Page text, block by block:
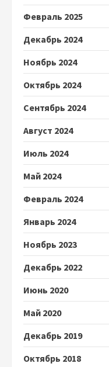
Февраль 2025
Декабрь 2024
Ноябрь 2024
Октябрь 2024
Сентябрь 2024
Август 2024
Июль 2024
Май 2024
Февраль 2024
Январь 2024
Ноябрь 2023
Декабрь 2022
Июнь 2020
Май 2020
Декабрь 2019
Октябрь 2018